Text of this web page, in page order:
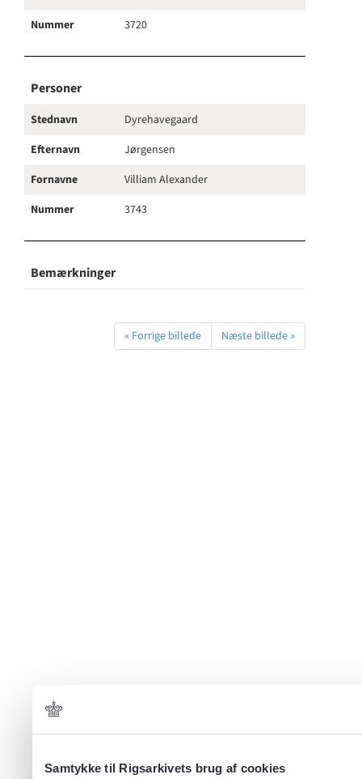
Samtykke til Rigsarkivets brug af cookies
Nummer
3720
Personer
Stednavn
Dyrehavegaard
Efternavn
Jørgensen
Fornavne
Villiam Alexander
Nummer
3743
Bemærkninger
« Forrige billede Næste billede »